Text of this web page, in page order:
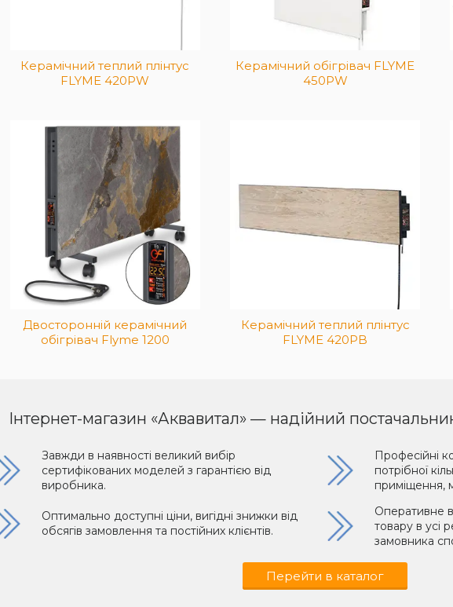
Керамічний теплий плінтус
FLYME 420PW
Керамічний обігрівач FLYME
450PW
Двосторонній керамічний
обігрівач Flyme 1200
Теплий нагрівальний плінтус
для встановлення під низьке
підвіконня, або на ніжки,
якщо немає можливості
повісити на стіну. Обігріє 9
кв. площі. Має вбудований
клімат-контроль
Керамічний теплий плінтус
FLYME 420PB
вертикального розміщення
на стіні. Має потужність 600
Вт, обігріває до 12 кв.м.
площі. Функція програматора
задає режими роботи по
Інтернет-магазин «Аквавитал» — надійний
Завжди в наявності великий вибір
сертифікованих моделей з гарантією від
виробника.
Оптимально доступні ціни, вигідні знижки від
обсягів замовлення та постійних клієнтів.
Професійні
потрібної
приміщення,
Оперативне
товару в усі
замовника
Перейти в каталог